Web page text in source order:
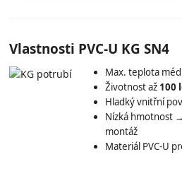
Vlastnosti PVC-U KG SN4
Max. teplota
Životnost až 100
Hladký vnitřní
Nízká hmotnost
montáž
Materiál PVC-U